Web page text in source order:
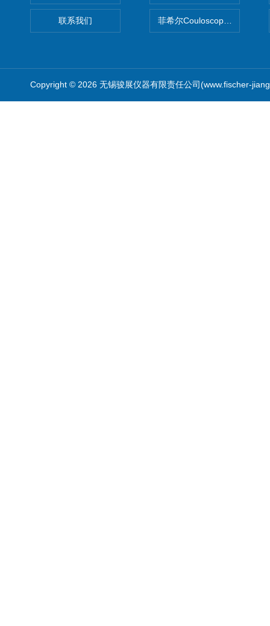
联系我们 菲希尔Couloscope CMS2电
Copyright © 2026 无锡骏展仪器有限责任公司(www.fischer-